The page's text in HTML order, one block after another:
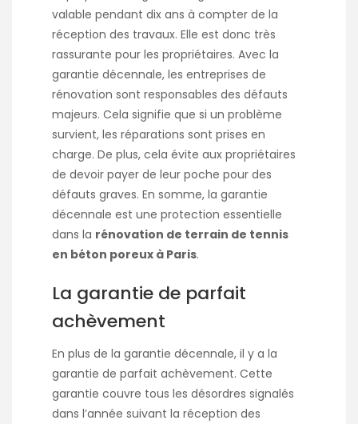
valable pendant dix ans à compter de la
réception des travaux. Elle est donc très
rassurante pour les propriétaires. Avec la
garantie décennale, les entreprises de
rénovation sont responsables des défauts
majeurs. Cela signifie que si un problème
survient, les réparations sont prises en
charge. De plus, cela évite aux propriétaires
de devoir payer de leur poche pour des
défauts graves. En somme, la garantie
décennale est une protection essentielle
dans la rénovation de terrain de tennis
en béton poreux à Paris.
La garantie de parfait
achèvement
En plus de la garantie décennale, il y a la
garantie de parfait achèvement. Cette
garantie couvre tous les désordres signalés
dans l’année suivant la réception des